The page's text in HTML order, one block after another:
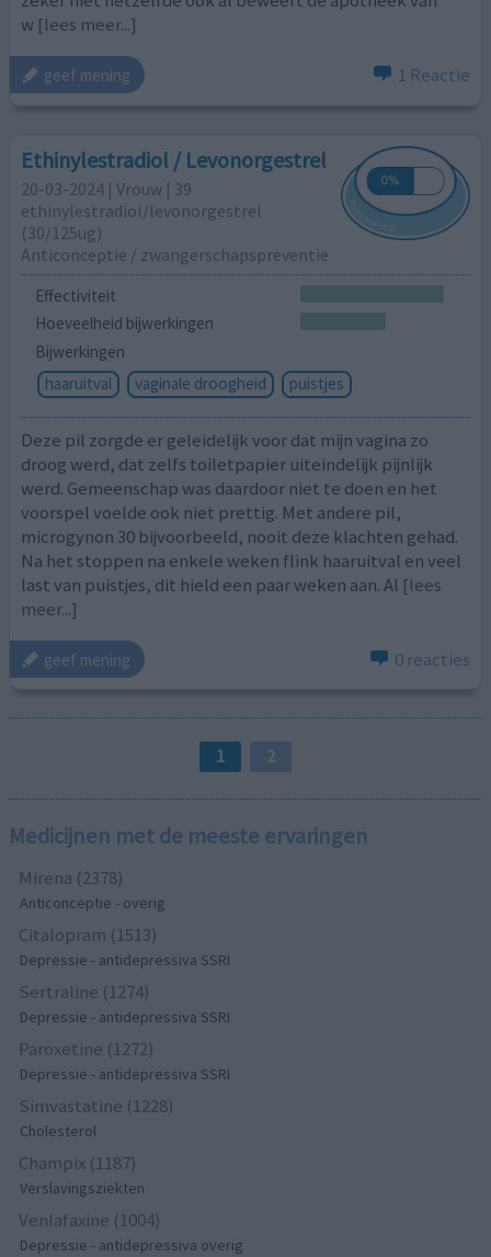
w [lees meer...]
geef mening 1 Reactie
Ethinylestradiol / Levonorgestrel
20-03-2024 | Vrouw | 39
ethinylestradiol/levonorgestrel
(30/125ug)
Anticonceptie / zwangerschapspreventie
Effectiviteit
Hoeveelheid bijwerkingen
Bijwerkingen
haaruitval
vaginale droogheid puistjes
Deze pil zorgde er geleidelijk voor dat mijn vagina zo
droog werd, dat zelfs toiletpapier uiteindelijk pijnlijk
werd. Gemeenschap was daardoor niet te doen en het
voorspel voelde ook niet prettig. Met andere pil,
microgynon 30 bijvoorbeeld, nooit deze klachten gehad.
Na het stoppen na enkele weken flink haaruitval en veel
last van puistjes, dit hield een paar weken aan. Al [lees
meer...]
geef mening 0 reacties
1 2
Medicijnen met de meeste ervaringen
Mirena (2378)
Anticonceptie - overig
Citalopram (1513)
Depressie - antidepressiva SSRI
Sertraline (1274)
Depressie - antidepressiva SSRI
Paroxetine (1272)
Depressie - antidepressiva SSRI
Simvastatine (1228)
Cholesterol
Champix (1187)
Verslavingsziekten
Venlafaxine (1004)
Depressie - antidepressiva overig